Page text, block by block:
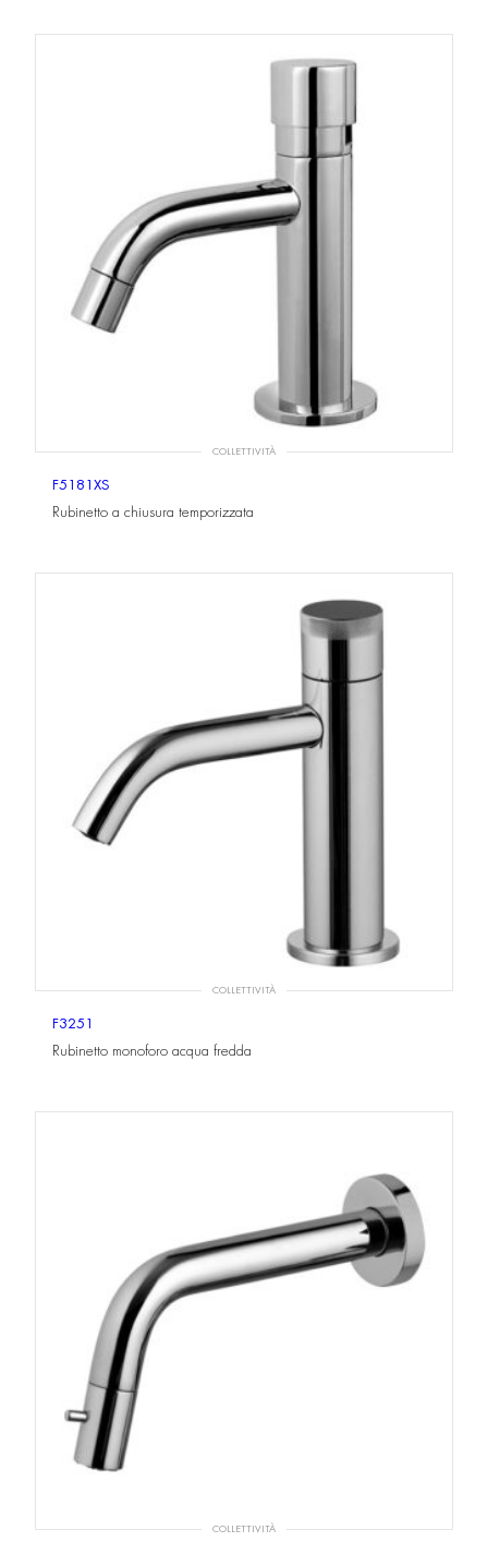
COLLETTIVITÀ
F5181XS
Rubinetto a chiusura temporizzata
COLLETTIVITÀ
F3251
Rubinetto monoforo acqua fredda
COLLETTIVITÀ